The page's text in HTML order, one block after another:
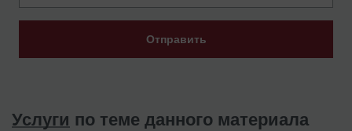
Отправить
Услуги по теме данного материала